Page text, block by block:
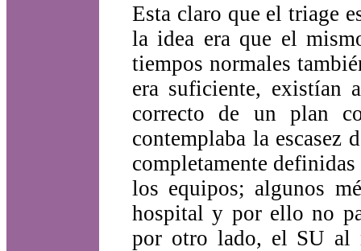
Esta claro que el triage
la idea era que el
tiempos normales
era suficiente, existían
correcto de un plan
contemplaba la escasez
completamente
los equipos; algunos
hospital y por ello no
por otro lado, el SU al